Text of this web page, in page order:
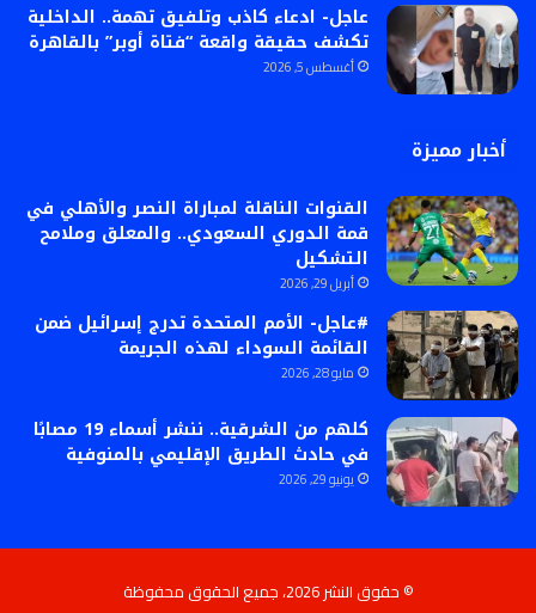
عاجل- ادعاء كاذب وتلفيق تهمة.. الداخلية
تكشف حقيقة واقعة “فتاة أوبر” بالقاهرة
أغسطس 5, 2026
أخبار مميزة
القنوات الناقلة لمباراة النصر والأهلي في
قمة الدوري السعودي.. والمعلق وملامح
التشكيل
أبريل 29, 2026
#عاجل- الأمم المتحدة تدرج إسرائيل ضمن
القائمة السوداء لهذه الجريمة
مايو 28, 2026
كلهم من الشرقية.. ننشر أسماء 19 مصابًا
في حادث الطريق الإقليمي بالمنوفية
يونيو 29, 2026
© حقوق النشر 2026، جميع الحقوق محفوظة